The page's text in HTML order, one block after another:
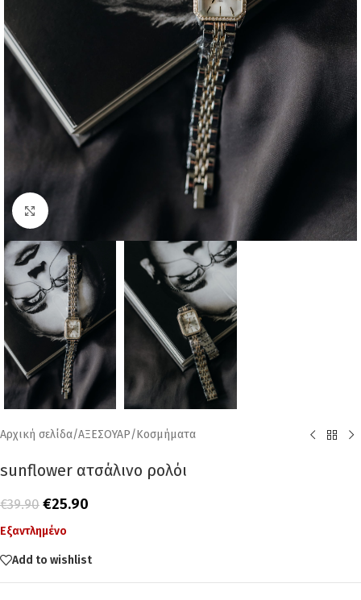
Click to enlarge
Αρχική σελίδα/ΑΞΕΣΟΥΑΡ/Κοσμήματα
sunflower ατσάλινο ρολόι
€39.90 €25.90
Εξαντλημένο
Add to wishlist